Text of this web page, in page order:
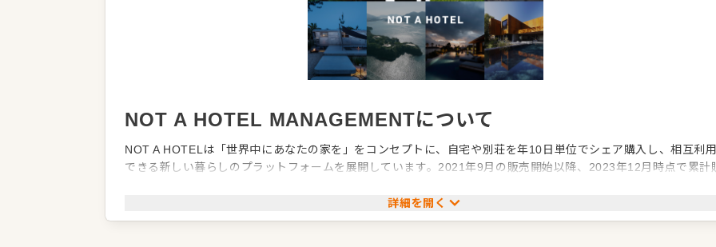
NOT A HOTEL MANAGEMENTについて
NOT A HOTELは「世界中にあなたの家を」をコンセプトに、自宅や別荘を年10日単位でシェア購入し、相互利用
できる新しい暮らしのプラットフォームを展開しています。2021年9月の販売開始以降、2023年12月時点で累計
子会社のNOT A HOTEL MANAGEMENTは、ホテルやレストラン運営を担うプロフェッショナル集団です。テク
詳細を開く